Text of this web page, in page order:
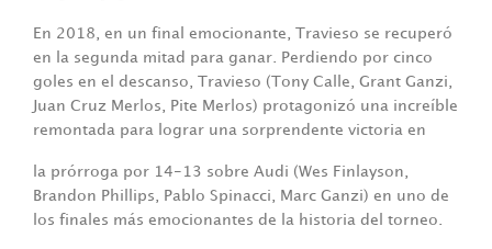
En 2018, en un final emocionante, Travieso se recuperó
en la segunda mitad para ganar. Perdiendo por cinco
goles en el descanso, Travieso (Tony Calle, Grant Ganzi,
Juan Cruz Merlos, Pite Merlos) protagonizó una increíble
remontada para lograr una sorprendente victoria en
la prórroga por 14-13 sobre Audi (Wes Finlayson,
Brandon Phillips, Pablo Spinacci, Marc Ganzi) en uno de
los finales más emocionantes de la historia del torneo.